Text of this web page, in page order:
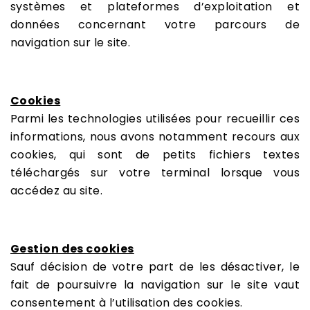
systèmes et plateformes d’exploitation et
données concernant votre parcours de
navigation sur le site.
Cookies
Parmi les technologies utilisées pour recueillir ces
informations, nous avons notamment recours aux
cookies, qui sont de petits fichiers textes
téléchargés sur votre terminal lorsque vous
accédez au site.
Gestion des cookies
Sauf décision de votre part de les désactiver, le
fait de poursuivre la navigation sur le site vaut
consentement à l’utilisation des cookies.